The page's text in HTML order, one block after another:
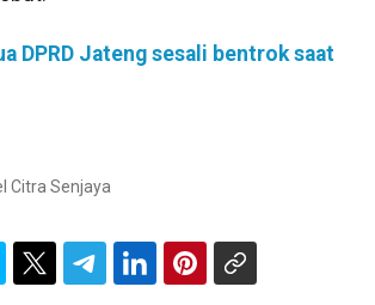
DPRD Jateng sesali bentrok saat
Citra Senjaya